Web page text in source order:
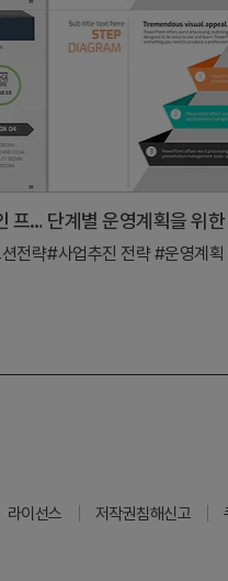
마케팅 믹스 4P 다이어그램 – 효과적인 프로모션 전략
전략#사업추진 전략 #운영계획
라이선스 저작권침해신고